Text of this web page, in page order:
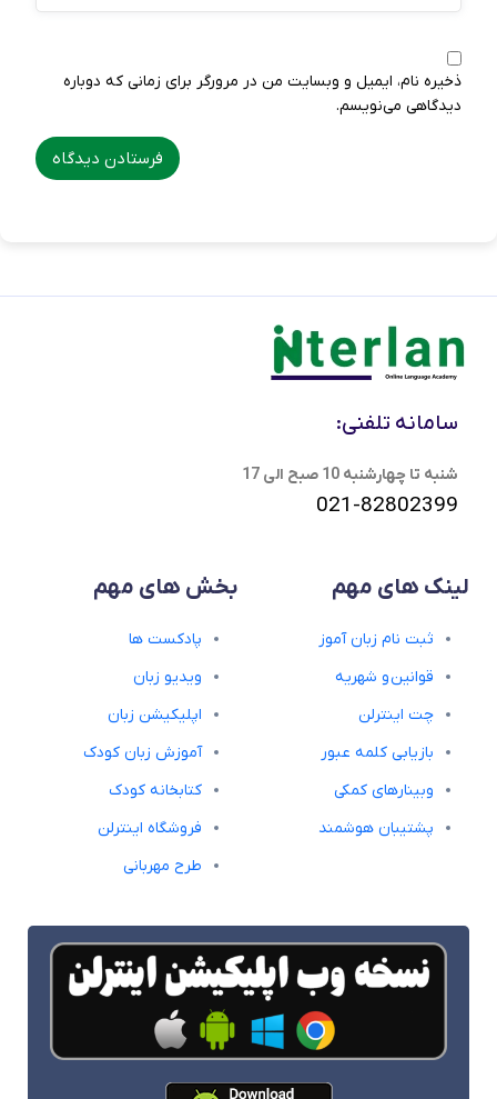
ذخیره نام، ایمیل و وبسایت من در مرورگر برای زمانی که دوباره
دیدگاهی می‌نویسم.
سامانه تلفنی:
شنبه تا چهارشنبه 10 صبح الی 17
021-82802399
لینک های مهم
ثبت نام زبان آموز
قوانین و شهریه
چت اینترلن
بازیابی کلمه عبور
وبینارهای کمکی
پشتیبان هوشمند
بخش های مهم
پادکست ها
ویدیو زبان
اپلیکیشن زبان
آموزش زبان کودک
کتابخانه کودک
فروشگاه اینترلن
طرح مهربانی